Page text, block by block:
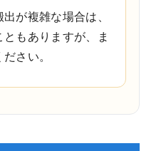
が複雑な場合は、
もありますが、ま
さい。